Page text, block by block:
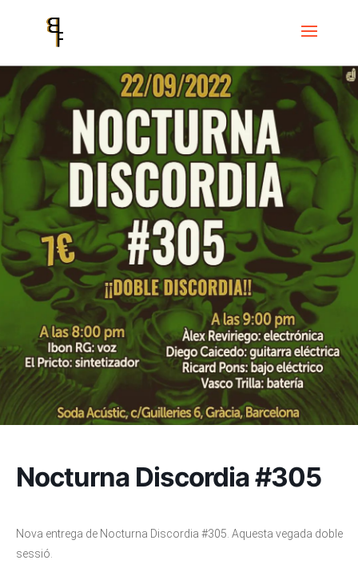
Events Nocturna Discordia #305
Nocturna Discordia #305
Nova entrega de Nocturna Discordia #305. Aquesta vegada doble
sessió.